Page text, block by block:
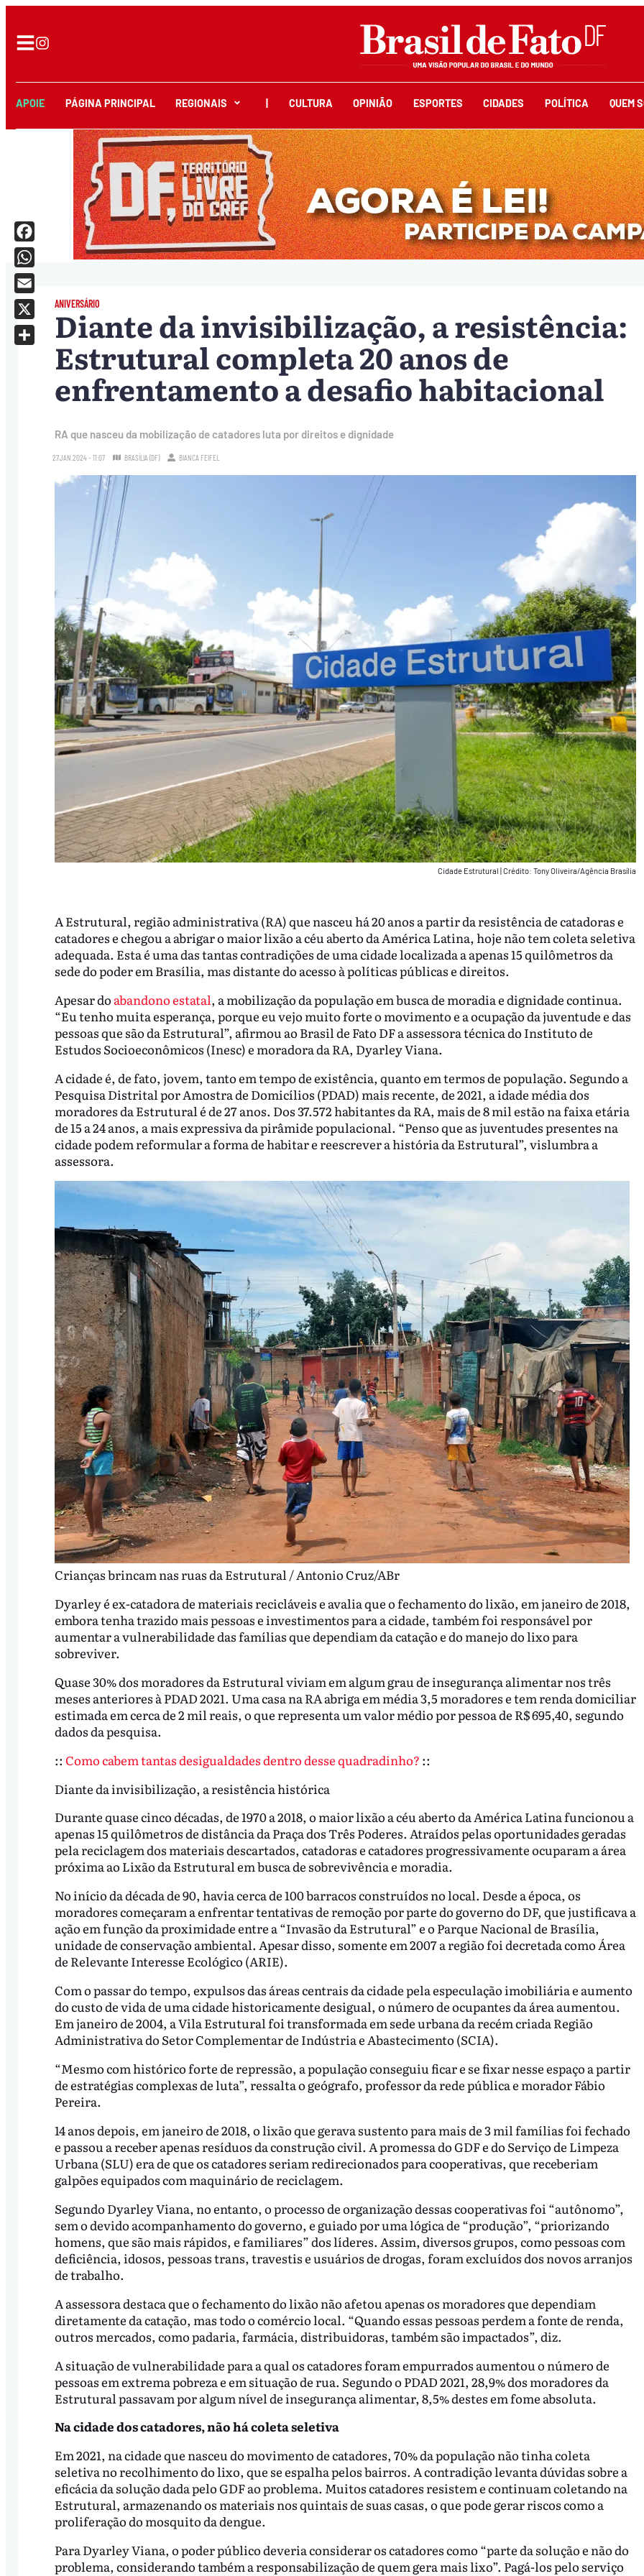
APOIE PÁGINA PRINCIPAL REGIONAIS CULTURA OPINIÃO ESPORTES CIDADES POLÍTICA QUEM
ANIVERSÁRIO
Diante da invisibilização, a resistência:
Estrutural completa 20 anos de
enfrentamento a desafio habitacional
RA que nasceu da mobilização de catadores luta por direitos e dignidade
27.JAN.2024 - 11:07 BRASÍLIA (DF) BIANCA FEIFEL
Cidade Estrutural |Crédito: Tony Oliveira/Agência Brasília
A Estrutural, região administrativa (RA) que nasceu há 20 anos a partir da resistência de catadoras e
catadores e chegou a abrigar o maior lixão a céu aberto da América Latina, hoje não tem coleta seletiva
adequada. Esta é uma das tantas contradições de uma cidade localizada a apenas 15 quilômetros da
sede do poder em Brasília, mas distante do acesso à políticas públicas e direitos.
Apesar do abandono estatal, a mobilização da população em busca de moradia e dignidade continua.
“Eu tenho muita esperança, porque eu vejo muito forte o movimento e a ocupação da juventude e das
pessoas que são da Estrutural”, afirmou ao Brasil de Fato DF a assessora técnica do Instituto de
Estudos Socioeconômicos (Inesc) e moradora da RA, Dyarley Viana.
A cidade é, de fato, jovem, tanto em tempo de existência, quanto em termos de população. Segundo a
Pesquisa Distrital por Amostra de Domicílios (PDAD) mais recente, de 2021, a idade média dos
moradores da Estrutural é de 27 anos. Dos 37.572 habitantes da RA, mais de 8 mil estão na faixa etária
de 15 a 24 anos, a mais expressiva da pirâmide populacional. “Penso que as juventudes presentes na
cidade podem reformular a forma de habitar e reescrever a história da Estrutural”, vislumbra a
assessora.
Crianças brincam nas ruas da Estrutural / Antonio Cruz/ABr
Dyarley é ex-catadora de materiais recicláveis e avalia que o fechamento do lixão, em janeiro de 2018,
embora tenha trazido mais pessoas e investimentos para a cidade, também foi responsável por
aumentar a vulnerabilidade das famílias que dependiam da catação e do manejo do lixo para
sobreviver.
Quase 30% dos moradores da Estrutural viviam em algum grau de insegurança alimentar nos três
meses anteriores à PDAD 2021. Uma casa na RA abriga em média 3,5 moradores e tem renda domiciliar
estimada em cerca de 2 mil reais, o que representa um valor médio por pessoa de R$ 695,40, segundo
dados da pesquisa.
:: Como cabem tantas desigualdades dentro desse quadradinho? ::
Diante da invisibilização, a resistência histórica
Durante quase cinco décadas, de 1970 a 2018, o maior lixão a céu aberto da América Latina funcionou a
apenas 15 quilômetros de distância da Praça dos Três Poderes. Atraídos pelas oportunidades geradas
pela reciclagem dos materiais descartados, catadoras e catadores progressivamente ocuparam a área
próxima ao Lixão da Estrutural em busca de sobrevivência e moradia.
No início da década de 90, havia cerca de 100 barracos construídos no local. Desde a época, os
moradores começaram a enfrentar tentativas de remoção por parte do governo do DF, que justificava a
ação em função da proximidade entre a “Invasão da Estrutural” e o Parque Nacional de Brasília,
unidade de conservação ambiental. Apesar disso, somente em 2007 a região foi decretada como Área
de Relevante Interesse Ecológico (ARIE).
Com o passar do tempo, expulsos das áreas centrais da cidade pela especulação imobiliária e aumento
do custo de vida de uma cidade historicamente desigual, o número de ocupantes da área aumentou.
Em janeiro de 2004, a Vila Estrutural foi transformada em sede urbana da recém criada Região
Administrativa do Setor Complementar de Indústria e Abastecimento (SCIA).
“Mesmo com histórico forte de repressão, a população conseguiu ficar e se fixar nesse espaço a partir
de estratégias complexas de luta”, ressalta o geógrafo, professor da rede pública e morador Fábio
Pereira.
14 anos depois, em janeiro de 2018, o lixão que gerava sustento para mais de 3 mil famílias foi fechado
e passou a receber apenas resíduos da construção civil. A promessa do GDF e do Serviço de Limpeza
Urbana (SLU) era de que os catadores seriam redirecionados para cooperativas, que receberiam
galpões equipados com maquinário de reciclagem.
Segundo Dyarley Viana, no entanto, o processo de organização dessas cooperativas foi “autônomo”,
sem o devido acompanhamento do governo, e guiado por uma lógica de “produção”, “priorizando
homens, que são mais rápidos, e familiares” dos líderes. Assim, diversos grupos, como pessoas com
deficiência, idosos, pessoas trans, travestis e usuários de drogas, foram excluídos dos novos arranjos
de trabalho.
A assessora destaca que o fechamento do lixão não afetou apenas os moradores que dependiam
diretamente da catação, mas todo o comércio local. “Quando essas pessoas perdem a fonte de renda,
outros mercados, como padaria, farmácia, distribuidoras, também são impactados”, diz.
A situação de vulnerabilidade para a qual os catadores foram empurrados aumentou o número de
pessoas em extrema pobreza e em situação de rua. Segundo o PDAD 2021, 28,9% dos moradores da
Estrutural passavam por algum nível de insegurança alimentar, 8,5% destes em fome absoluta.
Na cidade dos catadores, não há coleta seletiva
Em 2021, na cidade que nasceu do movimento de catadores, 70% da população não tinha coleta
seletiva no recolhimento do lixo, que se espalha pelos bairros. A contradição levanta dúvidas sobre a
eficácia da solução dada pelo GDF ao problema. Muitos catadores resistem e continuam coletando na
Estrutural, armazenando os materiais nos quintais de suas casas, o que pode gerar riscos como a
proliferação do mosquito da dengue.
Para Dyarley Viana, o poder público deveria considerar os catadores como “parte da solução e não do
problema, considerando também a responsabilização de quem gera mais lixo”. Pagá-los pelo serviço
Facebook
WhatsApp
Email
X